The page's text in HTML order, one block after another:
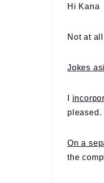
Hi Kana
Not at
Jokes
pleased.
On a
the